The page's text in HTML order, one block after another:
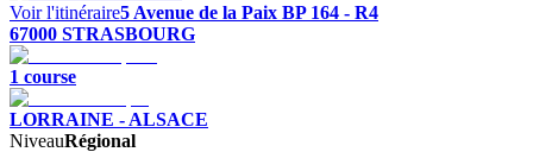
Voir l'itinéraire5 Avenue de la Paix BP 164 - R4
67000 STRASBOURG
1 course
LORRAINE - ALSACE
NiveauRégional